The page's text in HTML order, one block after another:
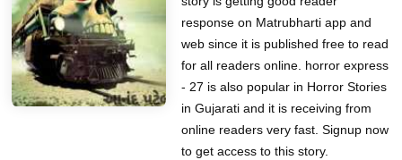
response on Matrubharti app and
web since it is published free to read
for all readers online. horror express
- 27 is also popular in Horror Stories
in Gujarati and it is receiving from
online readers very fast. Signup now
to get access to this story.